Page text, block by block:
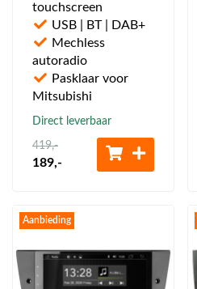
touchscreen
USB | BT | DAB+
Mechless
autoradio
Pasklaar voor
Mitsubishi
Direct leverbaar
419,-
189,-
Aanbieding